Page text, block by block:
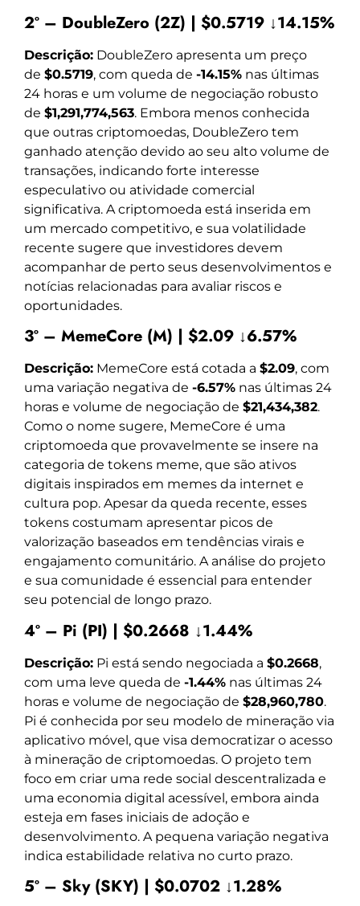
2º – DoubleZero (2Z) | $0.5719 ↓14.15%
Descrição: DoubleZero apresenta um preço
de $0.5719, com queda de -14.15% nas últimas
24 horas e um volume de negociação robusto
de $1,291,774,563. Embora menos conhecida
que outras criptomoedas, DoubleZero tem
ganhado atenção devido ao seu alto volume de
transações, indicando forte interesse
especulativo ou atividade comercial
significativa. A criptomoeda está inserida em
um mercado competitivo, e sua volatilidade
recente sugere que investidores devem
acompanhar de perto seus desenvolvimentos e
notícias relacionadas para avaliar riscos e
oportunidades.
3º – MemeCore (M) | $2.09 ↓6.57%
Descrição: MemeCore está cotada a $2.09, com
uma variação negativa de -6.57% nas últimas 24
horas e volume de negociação de $21,434,382.
Como o nome sugere, MemeCore é uma
criptomoeda que provavelmente se insere na
categoria de tokens meme, que são ativos
digitais inspirados em memes da internet e
cultura pop. Apesar da queda recente, esses
tokens costumam apresentar picos de
valorização baseados em tendências virais e
engajamento comunitário. A análise do projeto
e sua comunidade é essencial para entender
seu potencial de longo prazo.
4º – Pi (PI) | $0.2668 ↓1.44%
Descrição: Pi está sendo negociada a $0.2668,
com uma leve queda de -1.44% nas últimas 24
horas e volume de negociação de $28,960,780.
Pi é conhecida por seu modelo de mineração via
aplicativo móvel, que visa democratizar o acesso
à mineração de criptomoedas. O projeto tem
foco em criar uma rede social descentralizada e
uma economia digital acessível, embora ainda
esteja em fases iniciais de adoção e
desenvolvimento. A pequena variação negativa
indica estabilidade relativa no curto prazo.
5º – Sky (SKY) | $0.0702 ↓1.28%